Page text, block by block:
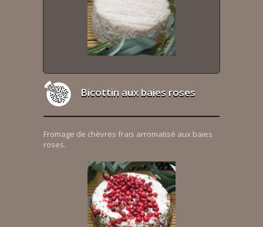
Bicottin aux baies roses
Fromage de chèvres frais arromatisé aux baies
roses.